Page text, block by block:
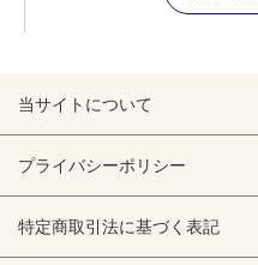
当サイトについて
プライバシーポリシー
特定商取引法に基づく表記